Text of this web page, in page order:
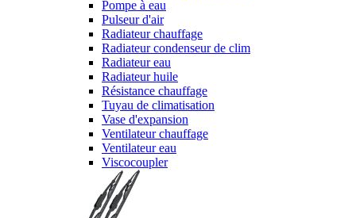
Pompe à eau
Pulseur d'air
Radiateur chauffage
Radiateur condenseur de clim
Radiateur eau
Radiateur huile
Résistance chauffage
Tuyau de climatisation
Vase d'expansion
Ventilateur chauffage
Ventilateur eau
Viscocoupler